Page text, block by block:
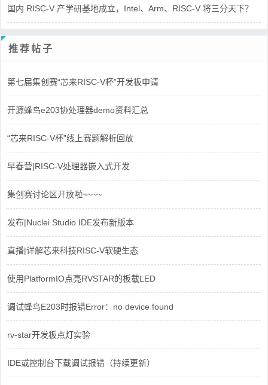
国内 RISC-V 产学研基地成立，Intel、Arm、RISC-V 将三分天下？
推荐帖子
第七届集创赛“芯来RISC-V杯”开发板申请
开源蜂鸟e203协处理器demo资料汇总
“芯来RISC-V杯”线上赛题解析回放
早春营|RISC-V处理器嵌入式开发
集创赛讨论区开放啦~~~~
发布|Nuclei Studio IDE发布新版本
直播|详解芯来科技RISC-V软硬生态
使用PlatformIO点亮RVSTAR的板载LED
调试蜂鸟E203时报错Error：no device found
rv-star开发板点灯实验
IDE或控制台下载调试报错（持续更新）